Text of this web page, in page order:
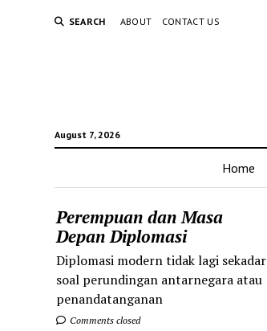
SEARCH ABOUT CONTACT US
August 7, 2026
Home
Perempuan dan Masa
Depan Diplomasi
Diplomasi modern tidak lagi sekadar
soal perundingan antarnegara atau
penandatanganan
Comments closed